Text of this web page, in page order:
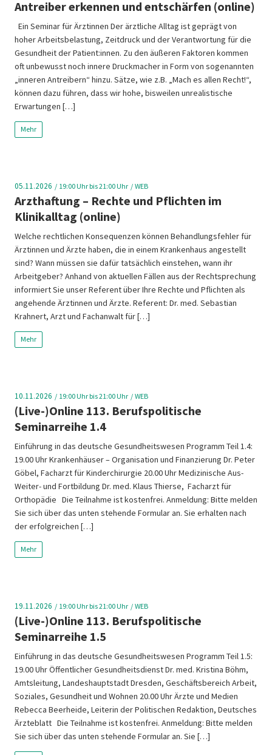
Antreiber erkennen und entschärfen (online)
Ein Seminar für Ärztinnen Der ärztliche Alltag ist geprägt von
hoher Arbeitsbelastung, Zeitdruck und der Verantwortung für die
Gesundheit der Patient:innen. Zu den äußeren Faktoren kommen
oft unbewusst noch innere Druckmacher in Form von sogenannten
„inneren Antreibern“ hinzu. Sätze, wie z.B. „Mach es allen Recht!“,
können dazu führen, dass wir hohe, bisweilen unrealistische
Erwartungen […]
Mehr
05.11.2026 19:00Uhr bis 21:00 Uhr WEB
Arzthaftung – Rechte und Pflichten im
Klinikalltag (online)
Welche rechtlichen Konsequenzen können Behandlungsfehler für
Ärztinnen und Ärzte haben, die in einem Krankenhaus angestellt
sind? Wann müssen sie dafür tatsächlich einstehen, wann ihr
Arbeitgeber? Anhand von aktuellen Fällen aus der Rechtsprechung
informiert Sie unser Referent über Ihre Rechte und Pflichten als
angehende Ärztinnen und Ärzte. Referent: Dr. med. Sebastian
Krahnert, Arzt und Fachanwalt für […]
Mehr
10.11.2026 19:00Uhr bis 21:00 Uhr WEB
(Live-)Online 113. Berufspolitische
Seminarreihe 1.4
Einführung in das deutsche Gesundheitswesen Programm Teil 1.4:
19.00 Uhr Krankenhäuser – Organisation und Finanzierung Dr. Peter
Göbel, Facharzt für Kinderchirurgie 20.00 Uhr Medizinische Aus-
Weiter- und Fortbildung Dr. med. Klaus Thierse, Facharzt für
Orthopädie Die Teilnahme ist kostenfrei. Anmeldung: Bitte melden
Sie sich über das unten stehende Formular an. Sie erhalten nach
der erfolgreichen […]
Mehr
19.11.2026 19:00Uhr bis 21:00 Uhr WEB
(Live-)Online 113. Berufspolitische
Seminarreihe 1.5
Einführung in das deutsche Gesundheitswesen Programm Teil 1.5:
19.00 Uhr Öffentlicher Gesundheitsdienst Dr. med. Kristina Böhm,
Amtsleitung, Landeshauptstadt Dresden, Geschäftsbereich Arbeit,
Soziales, Gesundheit und Wohnen 20.00 Uhr Ärzte und Medien
Rebecca Beerheide, Leiterin der Politischen Redaktion, Deutsches
Ärzteblatt Die Teilnahme ist kostenfrei. Anmeldung: Bitte melden
Sie sich über das unten stehende Formular an. Sie […]